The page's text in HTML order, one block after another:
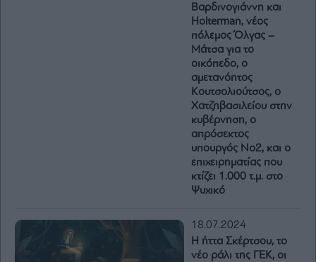
Βαρδινογιάννη και
Holterman, νέος
πόλεμος Όλγας –
Μάτσα για το
οικόπεδο, ο
αμετανόητος
Κουτσολιούτσος, ο
Χατζηβασιλείου στην
κυβέρνηση, ο
απρόσεκτος
υπουργός Νο2, και ο
επιχειρηματίας που
κτίζει 1.000 τ.μ. στο
Ψυχικό
18.07.2024
H ήττα Σκέρτσου, το
νέο ράλι της ΓΕΚ, οι